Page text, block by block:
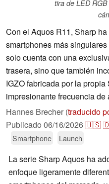
tira de LED
Con el Aquos R11, Sharp
smartphones más
solo cuenta con una
trasera, sino que también
IGZO fabricada por la
impresionante frecuencia
Hannes Brecher (traducido
Publicado 06/16/2026🇺🇸
Smartphone Launch
La serie Sharp Aquos ha
enfoque ligeramente